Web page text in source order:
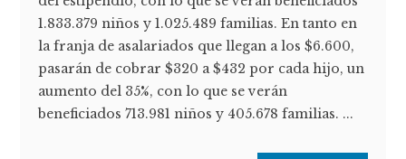
1.833.379 niños y 1.025.489 familias. En tanto en
la franja de asalariados que llegan a los $6.600,
pasarán de cobrar $320 a $432 por cada hijo, un
aumento del 35%, con lo que se verán
beneficiados 713.981 niños y 405.678 familias. ...